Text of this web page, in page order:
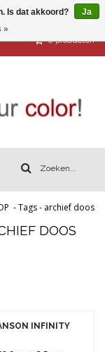
0 producten
-Tags- archief doos
DOOS
INFINITY
Is dat akkoord?
Ja
»